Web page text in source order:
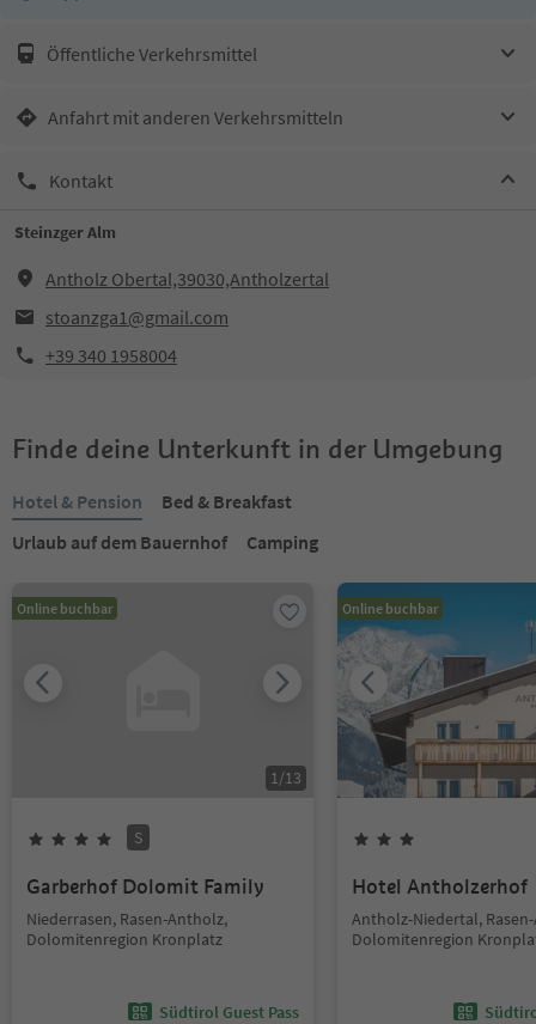
Öffentliche Verkehrsmittel
Anfahrt mit anderen Verkehrsmitteln
Kontakt
Steinzger Alm
Antholz Obertal,39030,Antholzertal
stoanzga1@gmail.com
+39 340 1958004
Finde deine Unterkunft in der Umgebung
Hotel & Pension
Bed & Breakfast
Urlaub auf dem Bauernhof
Camping
Online buchbar
1/13
S
Garberhof Dolomit Family
Niederrasen, Rasen-Antholz,
Dolomitenregion Kronplatz
Südtirol Guest Pass
Online buchbar
Hotel Antholzerhof
Antholz-Niedertal,
Dolomitenregion